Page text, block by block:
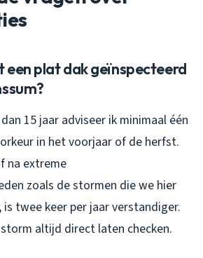
een plat dak geïnspecteerd
15 jaar adviseer ik minimaal één
in het voorjaar of de herfst.
na extreme
zoals de stormen die we hier
twee keer per jaar verstandiger.
altijd direct laten checken.